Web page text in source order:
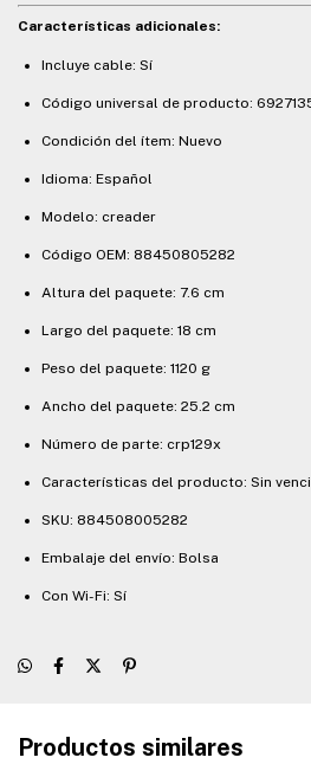
Características adicionales:
Incluye cable: Sí
Código universal de producto:
Condición del ítem: Nuevo
Idioma: Español
Modelo: creader
Código OEM: 88450805282
Altura del paquete: 7.6 cm
Largo del paquete: 18 cm
Peso del paquete: 1120 g
Ancho del paquete: 25.2 cm
Número de parte: crp129x
Características del producto: Sin
SKU: 884508005282
Embalaje del envío: Bolsa
Con Wi-Fi: Sí
Productos similares